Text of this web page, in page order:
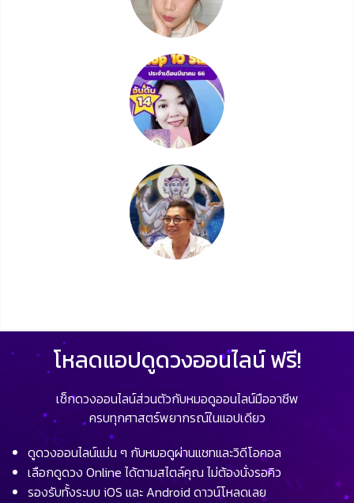
โหลดแอปดูดวงออนไลน์ ฟรี!
เช็กดวงออนไลน์ส่วนตัวกับหมอดูออนไลน์มืออาชีพ
ครบทุกศาสตร์พยากรณ์ในแอปเดียว
ดูดวงออนไลน์แม่น ๆ กับหมอดูผ่านแชทและวิดีโอคอล
เลือกดูดวง Online ได้ตามสไตล์คุณ ไม่ต้องนั่งรอคิว
รองรับทั้งระบบ iOS และ Android ดาวน์โหลดเลย